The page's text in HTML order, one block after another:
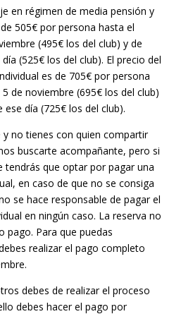
en régimen de media pensión y
505€ por persona hasta el
(495€ los del club) y de
(525€ los del club). El precio del
es de 705€ por persona
de noviembre (695€ los del club)
día (725€ los del club).
y no tienes con quien compartir
buscarte acompañante, pero si
tendrás que optar por pagar una
en caso de que no se consiga
se hace responsable de pagar el
en ningún caso. La reserva no
pago. Para que puedas
realizar el pago completo
debes de realizar el proceso
debes hacer el pago por